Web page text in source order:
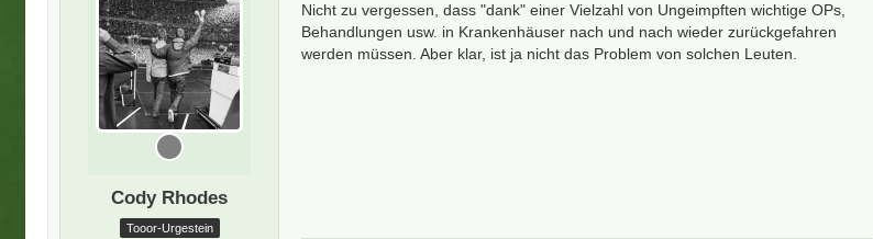
Cody Rhodes
Tooor-Urgestein
Nicht zu vergessen, dass "dank" einer Vielzahl von Ungeimpften wichtige OPs,
Behandlungen usw. in Krankenhäuser nach und nach wieder zurückgefahren
werden müssen. Aber klar, ist ja nicht das Problem von solchen Leuten.